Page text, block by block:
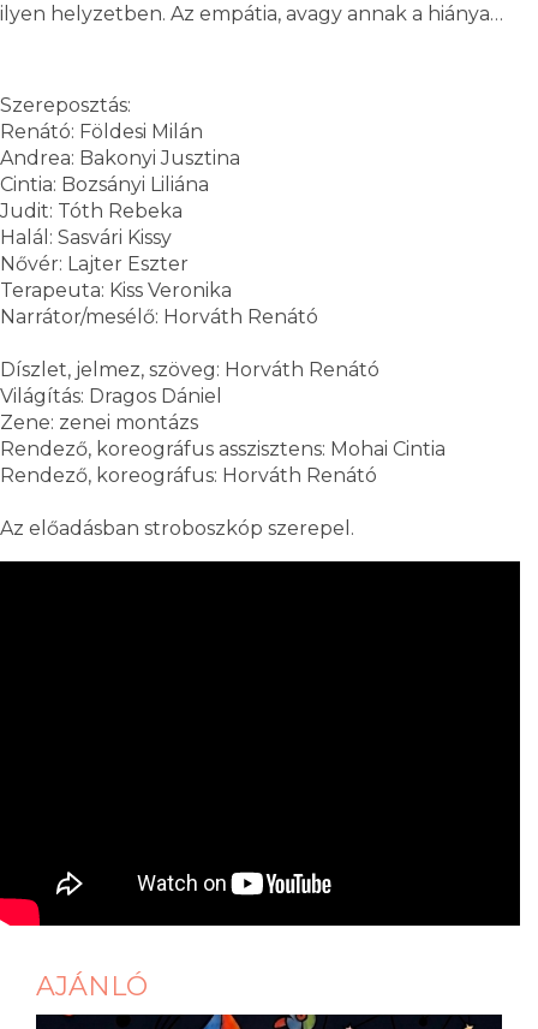
ilyen helyzetben. Az empátia, avagy annak a hiánya…
Szereposztás:
Renátó: Földesi Milán
Andrea: Bakonyi Jusztina
Cintia: Bozsányi Liliána
Judit: Tóth Rebeka
Halál: Sasvári Kissy
Nővér: Lajter Eszter
Terapeuta: Kiss Veronika
Narrátor/mesélő: Horváth Renátó
Díszlet, jelmez, szöveg: Horváth Renátó
Világítás: Dragos Dániel
Zene: zenei montázs
Rendező, koreográfus asszisztens: Mohai Cintia
Rendező, koreográfus: Horváth Renátó
Az előadásban stroboszkóp szerepel.
AJÁNLÓ